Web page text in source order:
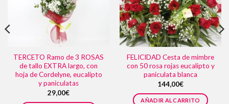
TERCETO Ramo de 3 ROSAS
de tallo EXTRA largo, con
hoja de Cordelyne, eucalipto
y paniculatas
29,00€
FELICIDAD Cesta de mimbre
con 50 rosa rojas eucalipto y
paniculata blanca
144,00€
AÑADIR AL CARRITO